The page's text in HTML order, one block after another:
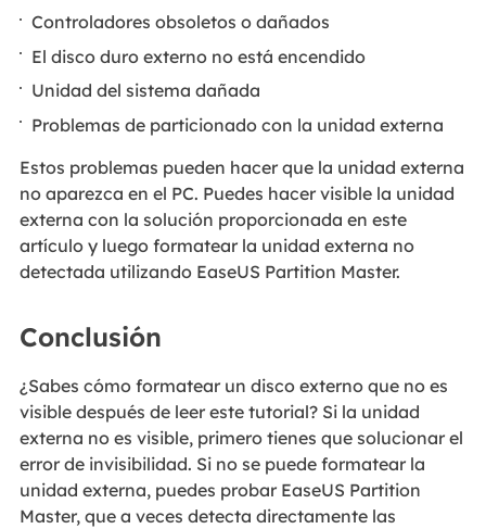
Controladores obsoletos o dañados
El disco duro externo no está encendido
Unidad del sistema dañada
Problemas de particionado con la unidad externa
Estos problemas pueden hacer que la unidad externa
no aparezca en el PC. Puedes hacer visible la unidad
externa con la solución proporcionada en este
artículo y luego formatear la unidad externa no
detectada utilizando EaseUS Partition Master.
Conclusión
¿Sabes cómo formatear un disco externo que no es
visible después de leer este tutorial? Si la unidad
externa no es visible, primero tienes que solucionar el
error de invisibilidad. Si no se puede formatear la
unidad externa, puedes probar EaseUS Partition
Master, que a veces detecta directamente las